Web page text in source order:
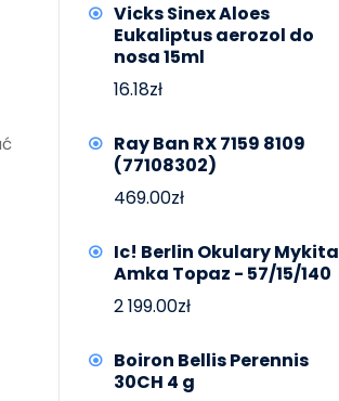
Vicks Sinex Aloes
Eukaliptus aerozol do
nosa 15ml
16.18zł
Ray Ban RX 7159 8109
(77108302)
469.00zł
Ic! Berlin Okulary Mykita
Amka Topaz - 57/15/140
2 199.00zł
Boiron Bellis Perennis
30CH 4 g